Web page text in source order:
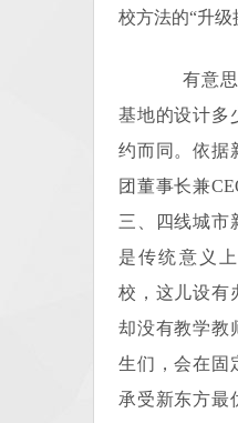
校方法的“升级
有意思
基地的设计多
约而同。依据
团董事长兼
三、四线城市
是传统意义
校，这儿设有
却没有教学教
生们，会在固
承受新东方最